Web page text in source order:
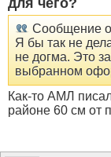
Сообщение
Я бы так не
не догма. Это
выбранном
Как-то АМЛ
районе 60 см от